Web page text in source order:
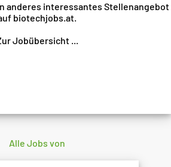
anderes interessantes Stellenangebot
biotechjobs.at.
Jobübersicht ...
Alle Jobs von